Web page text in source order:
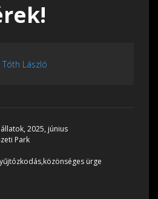
Tóth László
2025, június
Park
ürge